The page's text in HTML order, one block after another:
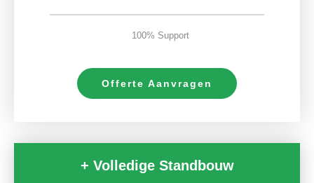
100% Support
Offerte Aanvragen
+ Volledige Standbouw